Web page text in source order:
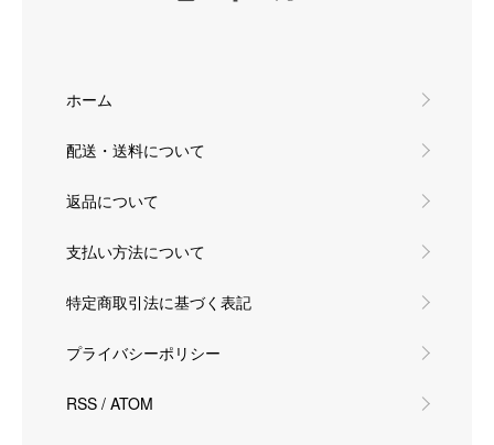
ホーム
配送・送料について
返品について
支払い方法について
特定商取引法に基づく表記
プライバシーポリシー
RSS / ATOM